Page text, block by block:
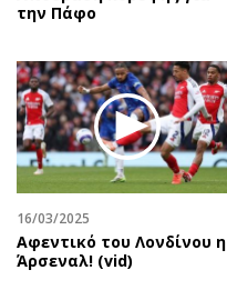
Ενέργεια
Ναυτιλία
Περιβάλλον
Ελλάδα
Κόσμος
Παράξενα
Πολιτισμός
την Πάφο
16/03/2025
Αφεντικό του Λονδίνου η
Άρσεναλ! (vid)